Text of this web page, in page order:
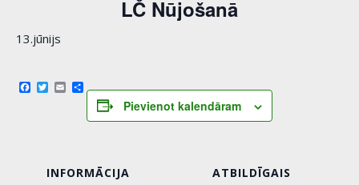
LČ Nūjošanā
13.jūnijs
Facebook
Twitter
EmailShare
Pievienot kalendāram
INFORMĀCIJA ATBILDĪGAIS